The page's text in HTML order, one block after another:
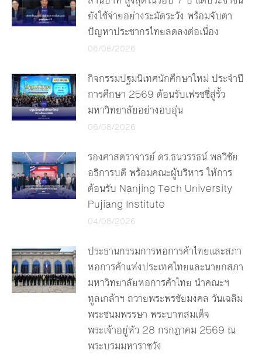
ยังใช้จ่ายอย่างระมัดระวัง พร้อมจับตา
ปัญหาประชากรไทยลดลงต่อเนื่อง
06/08/2026
กิจกรรมปฐมนิเทศนักศึกษาใหม่ ประจำปี
การศึกษา 2569 ต้อนรับเฟรชชี่สู่รั้ว
มหาวิทยาลัยอย่างอบอุ่น
06/08/2026
รองศาสตราจารย์ ดร.ธนวรรธน์ พลวิชัย
อธิการบดี พร้อมคณะผู้บริหาร ให้การ
ต้อนรับ Nanjing Tech University
Pujiang Institute
04/08/2026
ประธานกรรมการหอการค้าไทยและสภา
หอการค้าแห่งประเทศไทยและนายกสภา
มหาวิทยาลัยหอการค้าไทย นำคณะฯ
ทูลเกล้าฯ ถวายพระพรชัยมงคล วันเฉลิม
พระชนมพรรษา พระบาทสมเด็จ
พระเจ้าอยู่หัว 28 กรกฎาคม 2569 ณ
พระบรมมหาราชวัง